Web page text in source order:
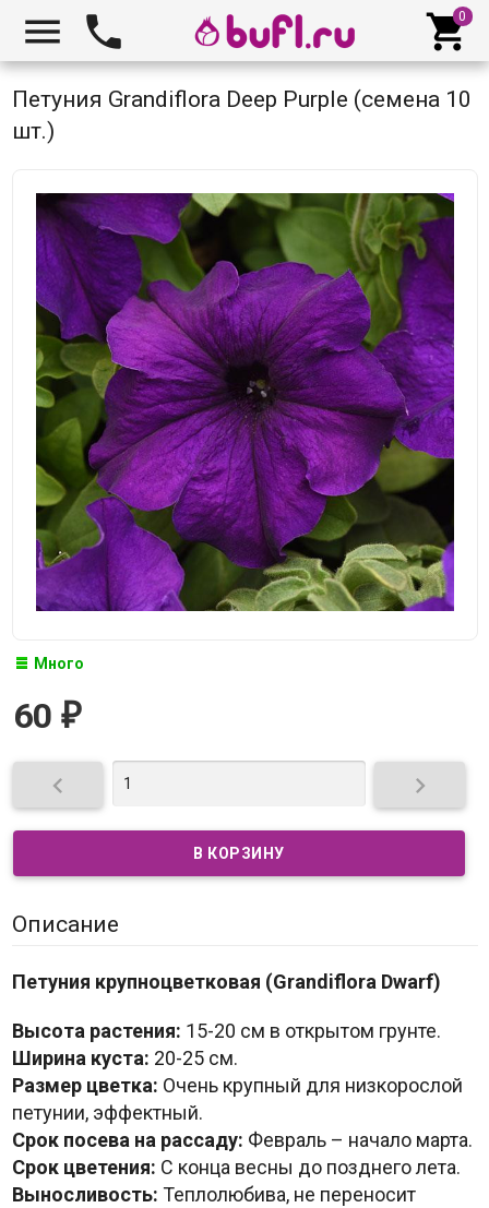
  
Петуния Grandiflora Deep Purple (семена 10
шт.)
Много
60 ₽
 
Описание
Петуния крупноцветковая (Grandiflora Dwarf)
Высота растения: 15-20 см в открытом грунте.
Ширина куста: 20-25 см.
Размер цветка: Очень крупный для низкорослой
петунии, эффектный.
Срок посева на рассаду: Февраль – начало марта.
Срок цветения: С конца весны до позднего лета.
Выносливость: Теплолюбива, не переносит